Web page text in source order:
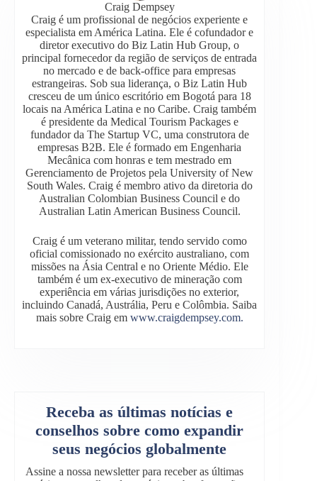
Craig Dempsey
Craig é um profissional de negócios experiente e
especialista em América Latina. Ele é cofundador e
diretor executivo do Biz Latin Hub Group, o
principal fornecedor da região de serviços de entrada
no mercado e de back-office para empresas
estrangeiras. Sob sua liderança, o Biz Latin Hub
cresceu de um único escritório em Bogotá para 18
locais na América Latina e no Caribe. Craig também
é presidente da Medical Tourism Packages e
fundador da The Startup VC, uma construtora de
empresas B2B. Ele é formado em Engenharia
Mecânica com honras e tem mestrado em
Gerenciamento de Projetos pela University of New
South Wales. Craig é membro ativo da diretoria do
Australian Colombian Business Council e do
Australian Latin American Business Council.
Craig é um veterano militar, tendo servido como
oficial comissionado no exército australiano, com
missões na Ásia Central e no Oriente Médio. Ele
também é um ex-executivo de mineração com
experiência em várias jurisdições no exterior,
incluindo Canadá, Austrália, Peru e Colômbia. Saiba
mais sobre Craig em www.craigdempsey.com.
Receba as últimas notícias e
conselhos sobre como expandir
seus negócios globalmente
Assine a nossa newsletter para receber as últimas